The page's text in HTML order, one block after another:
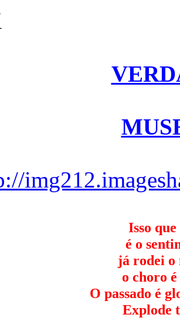
Isso
é o
já rodei o
o choro
O passado é
Explode